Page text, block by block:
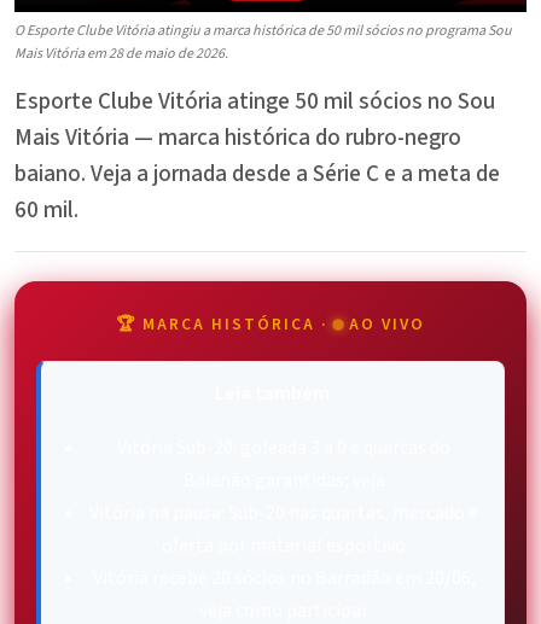
O Esporte Clube Vitória atingiu a marca histórica de 50 mil sócios no programa Sou
Mais Vitória em 28 de maio de 2026.
Esporte Clube Vitória atinge 50 mil sócios no Sou
Mais Vitória — marca histórica do rubro-negro
baiano. Veja a jornada desde a Série C e a meta de
60 mil.
🏆 MARCA HISTÓRICA · AO VIVO